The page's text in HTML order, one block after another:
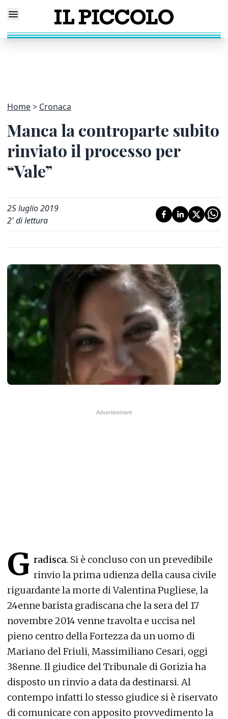
Home Cronaca
Manca la controparte subito
rinviato il processo per
“Vale”
25 luglio 2019
2' di lettura
G radisca. Si è concluso con un prevedibile
rinvio la prima udienza della causa civile
riguardante la morte di Valentina Pugliese, la
24enne barista gradiscana che la sera del 17
novembre 2014 venne travolta e uccisa nel
pieno centro della Fortezza da un uomo di
Mariano del Friuli, Massimiliano Cesari, oggi
38enne. Il giudice del Tribunale di Gorizia ha
disposto un rinvio a data da destinarsi. Al
contempo infatti lo stesso giudice si è riservato
di comunicare con apposito provvedimento la